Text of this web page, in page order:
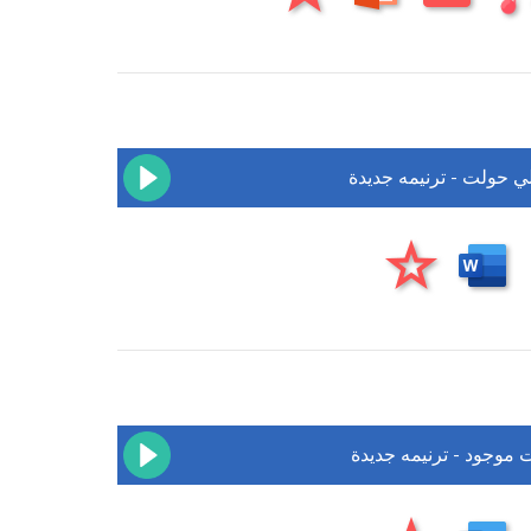
حولت - ترنيمه جديدة
موجود - ترنيمه جديدة